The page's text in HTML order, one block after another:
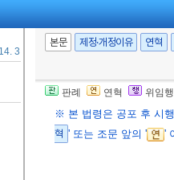
3. 11., 일부개정]
본문 제정·개정이유 연혁
판례 연혁 위임
※ 본 법령은 공포 후 시
혁 ' 또는 조문 앞의 ' '